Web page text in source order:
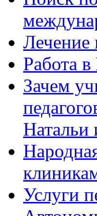
Работа
Зачем
Услуги